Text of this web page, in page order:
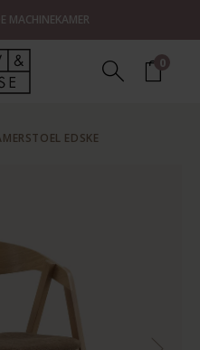
MACHINEKAMER
0
EDSKE